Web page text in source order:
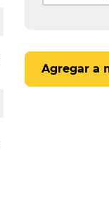
Agregar a